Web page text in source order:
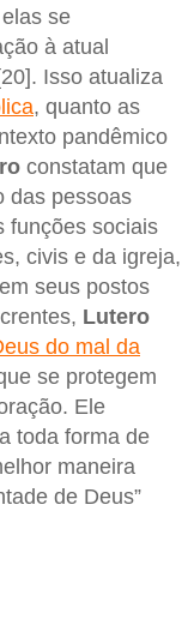
se
à atual
Isso atualiza
, quanto as
pandêmico
constatam que
das pessoas
funções sociais
civis e da igreja,
seus postos
Lutero
do mal da
se protegem
Ele
toda forma de
maneira
de Deus”